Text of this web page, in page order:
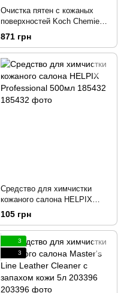
Очистка пятен с кожаных
поверхностей Koch Chemie
TINTEN & KULI-EX 250мл
194459
871 грн
Средство для химчистки
кожаного салона HELPIX
Professional 500мл 185432
105 грн
3
3